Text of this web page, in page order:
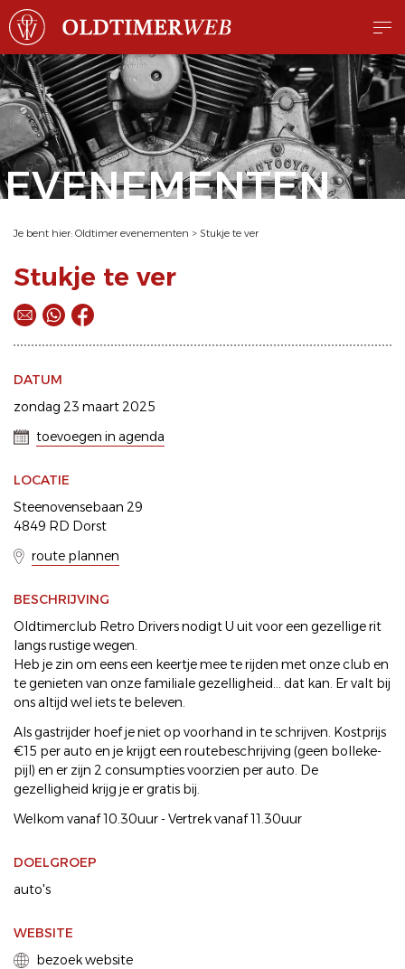
EVENEMENTEN
Je bent hier: Oldtimer evenementen > Stukje te ver
Stukje te ver
DATUM
zondag 23 maart 2025
toevoegen in agenda
LOCATIE
Steenovensebaan 29
4849 RD Dorst
route plannen
BESCHRIJVING
Oldtimerclub Retro Drivers nodigt U uit voor een gezellige rit
langs rustige wegen.
Heb je zin om eens een keertje mee te rijden met onze club en
te genieten van onze familiale gezelligheid... dat kan. Er valt bij
ons altijd wel iets te beleven.
Als gastrijder hoef je niet op voorhand in te schrijven. Kostprijs
€15 per auto en je krijgt een routebeschrijving (geen bolleke-
pijl) en er zijn 2 consumpties voorzien per auto. De
gezelligheid krijg je er gratis bij.
Welkom vanaf 10.30uur - Vertrek vanaf 11.30uur
DOELGROEP
auto's
WEBSITE
bezoek website